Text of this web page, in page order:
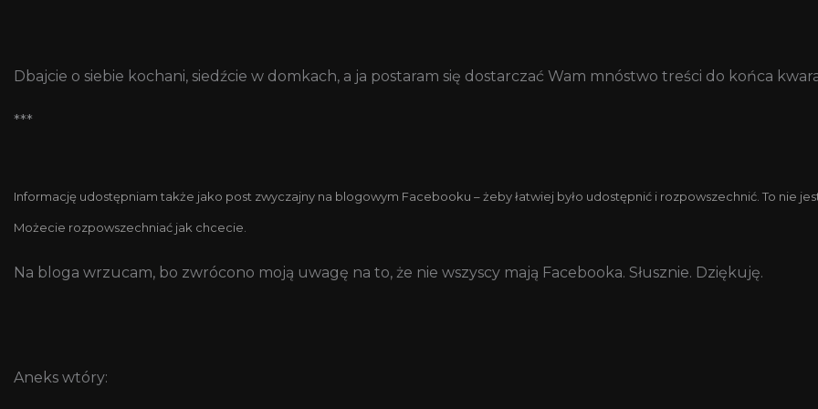
Dbajcie o siebie kochani, siedźcie w domkach, a ja postaram się dostarczać Wam mnóstwo treści do końca
***
Informację udostępniam także jako post zwyczajny na blogowym Facebooku – żeby łatwiej było udostępnić i rozpowszechnić. To nie
Możecie rozpowszechniać jak chcecie.
Na bloga wrzucam, bo zwrócono moją uwagę na to, że nie wszyscy mają Facebooka. Słusznie. Dziękuję.
Aneks wtóry: